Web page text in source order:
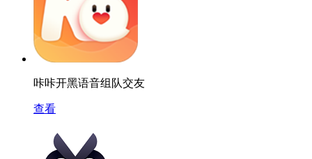
咔咔开黑语音组队交友
查看